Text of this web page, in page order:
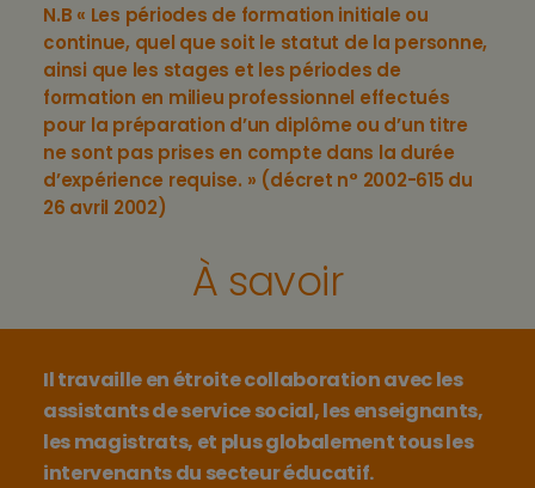
N.B « Les périodes de formation initiale ou
continue, quel que soit le statut de la personne,
ainsi que les stages et les périodes de
formation en milieu professionnel effectués
pour la préparation d’un diplôme ou d’un titre
ne sont pas prises en compte dans la durée
d’expérience requise. » (décret n° 2002-615 du
26 avril 2002)
À savoir
Il travaille en étroite collaboration avec les
assistants de service social, les enseignants,
les magistrats, et plus globalement tous les
intervenants du secteur éducatif.